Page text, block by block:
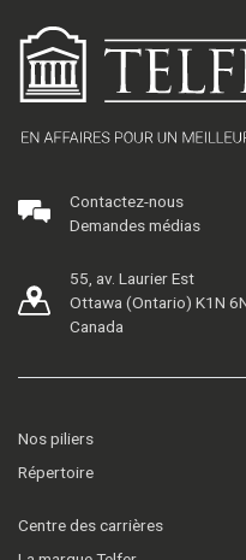
Contactez-nous
Demandes médias
55, av. Laurier Est
Ottawa (Ontario) K1N
Canada
Nos piliers
Répertoire
Centre des carrières